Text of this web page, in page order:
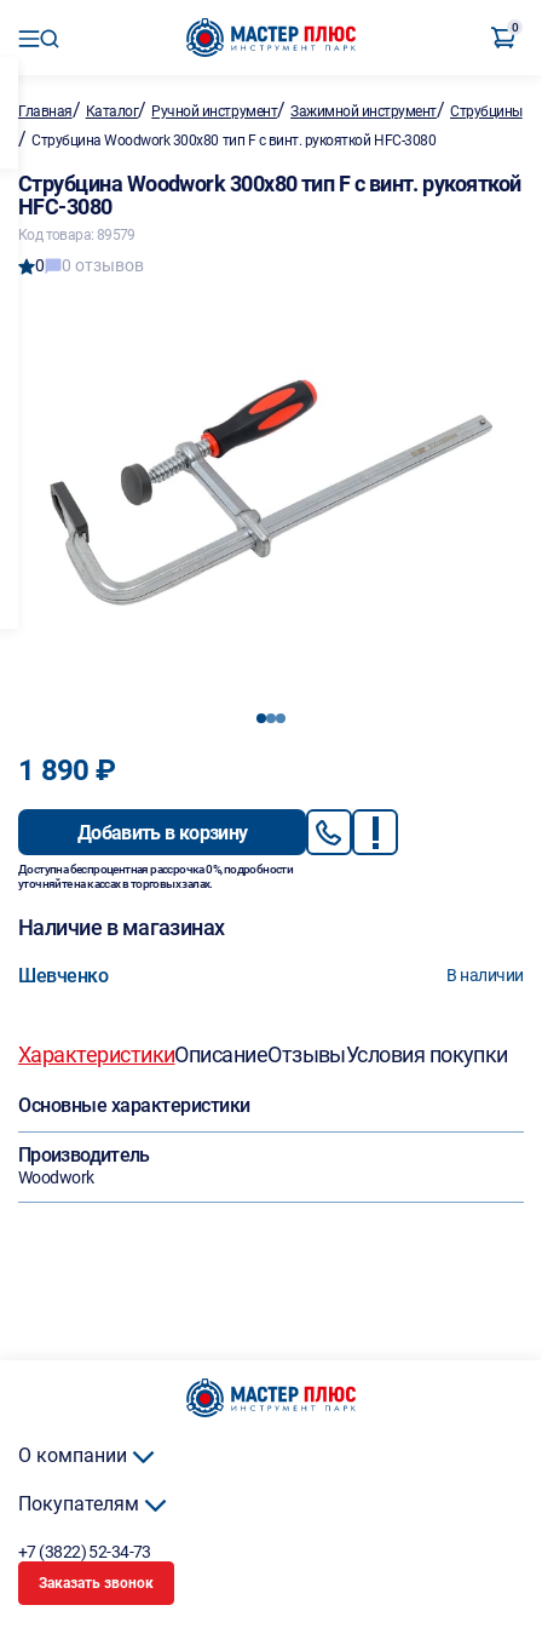
0
Главная/ Каталог/ Ручной инструмент/Зажимной инструмент/Струбцины
/ Струбцина Woodwork 300х80 тип F с винт. рукояткой HFC-3080
Струбцина Woodwork 300х80 тип F с винт. рукояткой
HFC-3080
Код товара: 89579
0 0 отзывов
123
1 890 ₽
Добавить в корзину
Доступна беспроцентная рассрочка 0%, подробности
уточняйте на кассах в торговых залах.
Наличие в магазинах
Шевченко В наличии
ХарактеристикиОписаниеОтзывыУсловия покупки
Основные характеристики
Производитель
Woodwork
О компании
Покупателям
+7 (3822) 52-34-73
Заказать звонок